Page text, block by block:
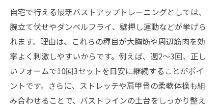
自宅で行える最新バストアップトレーニングとしては、
腕立て伏せやダンベルフライ、壁押し運動などが挙げら
れます。理由は、これらの種目が大胸筋や周辺筋肉を効
率よく刺激しやすいからです。例えば、週2～3回、正し
いフォームで10回3セットを目安に継続することがポイ
ントです。さらに、ストレッチや肩甲骨の柔軟体操も組
み合わせることで、バストラインの土台をしっかり整え